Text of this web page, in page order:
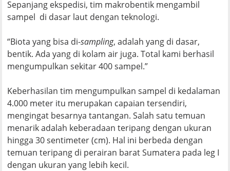
Sepanjang ekspedisi, tim makrobentik mengambil
sampel di dasar laut dengan teknologi.
“Biota yang bisa di-sampling, adalah yang di dasar,
bentik. Ada yang di kolam air juga. Total kami berhasil
mengumpulkan sekitar 400 sampel.”
Keberhasilan tim mengumpulkan sampel di kedalaman
4.000 meter itu merupakan capaian tersendiri,
mengingat besarnya tantangan. Salah satu temuan
menarik adalah keberadaan teripang dengan ukuran
hingga 30 sentimeter (cm). Hal ini berbeda dengan
temuan teripang di perairan barat Sumatera pada leg I
dengan ukuran yang lebih kecil.